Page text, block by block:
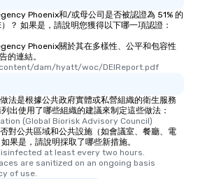
Phoenix和/或母公司是否被認證為 51% 的
？ 如果是，請說明您獲得以下哪一項認證：
Phoenix關於其在多樣性、公平和包容性
的連結。
dam/hyatt/woc/DEIReport.pdf
法是根據公共政府實體或私營組織的衛生服務
出使用了哪些組織的建議來制定這些做法：
(Global Biorisk Advisory Council)
對公共區域和公共設施（如會議室、餐廳、電
果是，請說明採取了哪些新措施。
at least every two hours.
are sanitized on an ongoing basis
of use.